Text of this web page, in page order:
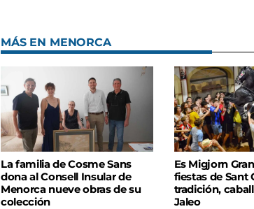
MÁS EN MENORCA
La familia de Cosme Sans
dona al Consell Insular de
Menorca nueve obras de su
colección
Es Migjorn
fiestas de Sant
tradición,
Jaleo